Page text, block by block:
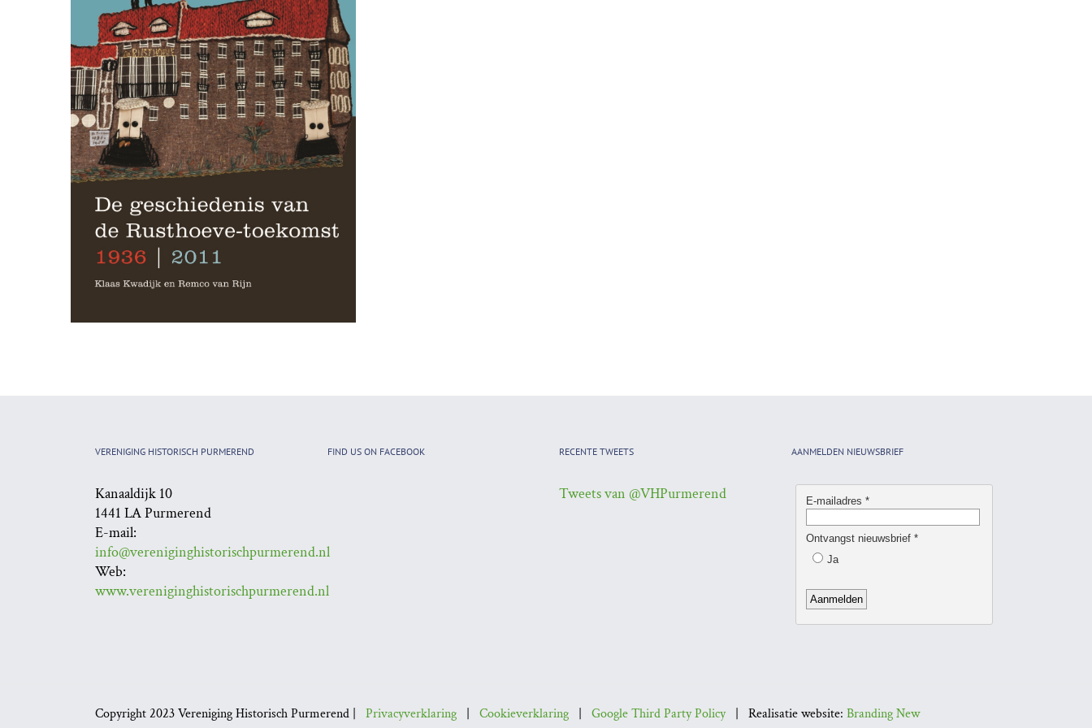
VERENIGING HISTORISCH PURMEREND
Kanaaldijk 10
1441 LA Purmerend
E-mail:
info@vereniginghistorischpurmerend.nl
Web:
www.vereniginghistorischpurmerend.nl
FIND US ON FACEBOOK RECENTE TWEETS
Tweets van @VHPurmerend
AANMELDEN NIEUWSBRIEF
Copyright 2023 Vereniging Historisch Purmerend | Privacyverklaring | Cookieverklaring | Google Third Party Policy| Realisatie website: Branding New